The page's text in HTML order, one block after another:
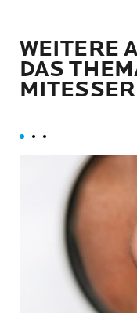
WEITERE
DAS
MITESSER